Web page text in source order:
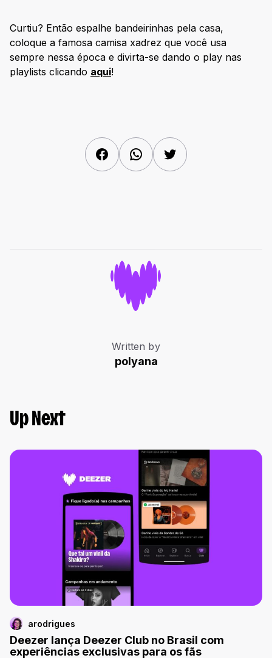
Curtiu? Então espalhe bandeirinhas pela casa,
coloque a famosa camisa xadrez que você usa
sempre nessa época e divirta-se dando o play nas
playlists clicando aqui!
FacebookWhatsAppTwitter
Written by
polyana
Up Next
arodrigues
Deezer lança Deezer Club no Brasil com
experiências exclusivas para os fãs